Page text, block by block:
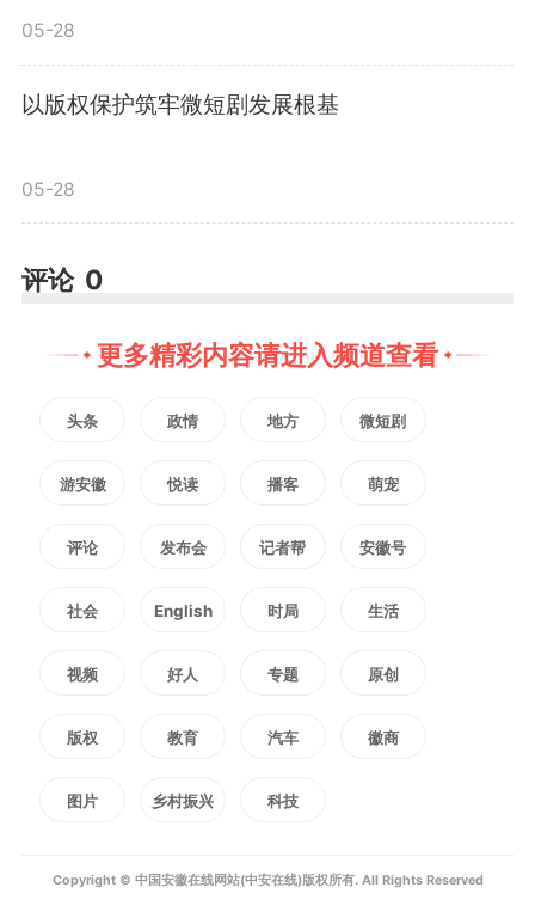
版权声明：未经许可禁止以任何形式转载
05-28
以版权保护筑牢微短剧发展根基
05-28
评论 0
更多精彩内容请进入频道查看
头条 政情 地方 微短剧
游安徽 悦读 播客 萌宠
评论 发布会 记者帮 安徽号
社会 English 时局 生活
视频 好人 专题 原创
版权 教育 汽车 徽商
图片 乡村振兴 科技
Copyright © 中国安徽在线网站(中安在线)版权所有. All Rights Reserved